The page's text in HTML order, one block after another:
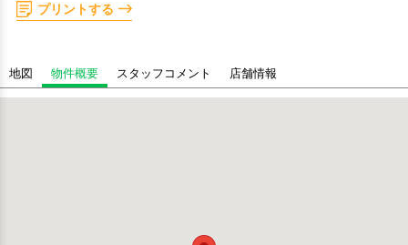
プリントする
地図 物件概要 スタッフコメント 店舗情報